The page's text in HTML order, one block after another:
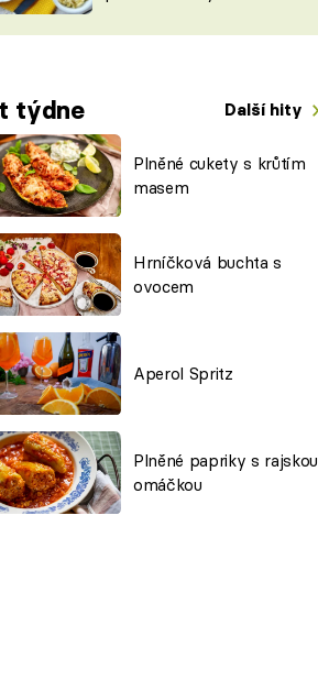
týdne Další hity
Plněné cukety s krůtím
masem
Hrníčková buchta s
ovocem
Aperol Spritz
Plněné papriky s rajskou
omáčkou